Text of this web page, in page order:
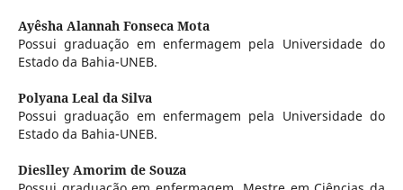
Ayêsha Alannah Fonseca Mota
Possui graduação em enfermagem pela Universidade do
Estado da Bahia-UNEB.
Polyana Leal da Silva
Possui graduação em enfermagem pela Universidade do
Estado da Bahia-UNEB.
Dieslley Amorim de Souza